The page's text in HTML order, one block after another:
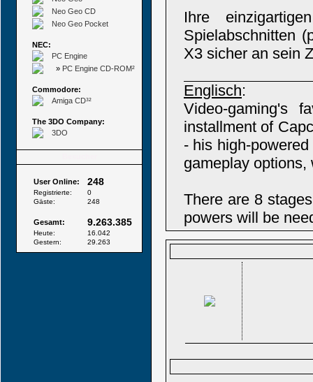
Neo Geo CD
Neo Geo Pocket
NEC:
PC Engine
» PC Engine CD-ROM²
Commodore:
Amiga CD³²
The 3DO Company:
3DO
User Online: 248
Registrierte:
0
Gäste:
248
Gesamt: 9.263.385
Heute:
16.042
Gestern:
29.263
Ihre
Spielabschnitten
X3 sicher an sein
Englisch:
Video-gaming's
installment of
- his high-
gameplay options,
There are 8
powers will be